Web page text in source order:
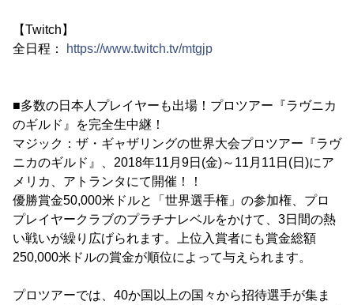
【Twitch】
全日程：
https://www.twitch.tv/mtgjp
■多数の日本人プレイヤーも出場！プロツアー『ラヴニカ
のギルド』を完全生中継！
マジック：ザ・ギャザリングの世界大会プロツアー『ラヴ
ニカのギルド』、2018年11月9日(金)～11月11日(日)にア
メリカ、アトランタにて開催！！
優勝賞金50,000米ドルと「世界選手権」の参加権、プロ
プレイヤークラブのプラチナレベルをかけて、3日間の熱
い戦いが繰り広げられます。上位入賞者にも賞金総額
250,000米ドルの賞金が順位によって与えられます。
プロツアーでは、40か国以上の国々から招待選手が集ま